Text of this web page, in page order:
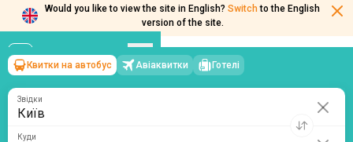
Would you like to view the site in English? Switch to the English
version of the site.
Київ→Бургас
нд, 9 серпня/1 пасажир
Квитки на автобус Авіаквитки Готелі
Звідки
Куди